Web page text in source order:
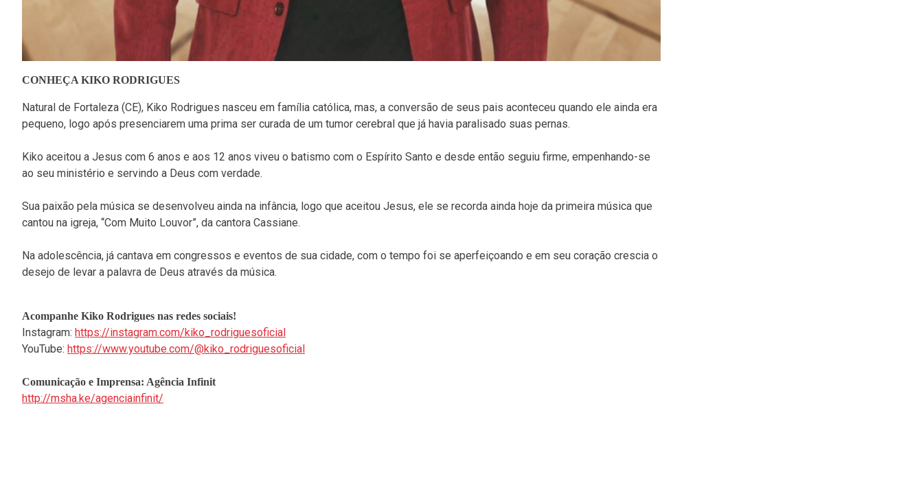
CONHEÇA KIKO RODRIGUES
Natural de Fortaleza (CE), Kiko Rodrigues nasceu em família católica, mas, a conversão de seus pais aconteceu quando ele ainda era
pequeno, logo após presenciarem uma prima ser curada de um tumor cerebral que já havia paralisado suas pernas.
Kiko aceitou a Jesus com 6 anos e aos 12 anos viveu o batismo com o Espírito Santo e desde então seguiu firme, empenhando-se
ao seu ministério e servindo a Deus com verdade.
Sua paixão pela música se desenvolveu ainda na infância, logo que aceitou Jesus, ele se recorda ainda hoje da primeira música que
cantou na igreja, “Com Muito Louvor”, da cantora Cassiane.
Na adolescência, já cantava em congressos e eventos de sua cidade, com o tempo foi se aperfeiçoando e em seu coração crescia o
desejo de levar a palavra de Deus através da música.
Acompanhe Kiko Rodrigues nas redes sociais!
Instagram: https://instagram.com/kiko_rodriguesoficial
YouTube: https://www.youtube.com/@kiko_rodriguesoficial
Comunicação e Imprensa: Agência Infinit
http://msha.ke/agenciainfinit/